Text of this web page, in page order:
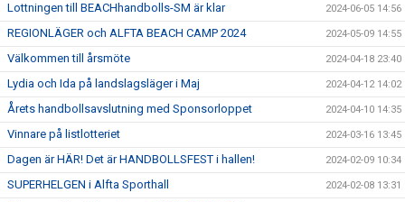
Lottningen till BEACHhandbolls-SM är klar 2024-06-05 14:56
REGIONLÄGER och ALFTA BEACH CAMP 2024 2024-05-09 14:55
Välkommen till årsmöte 2024-04-18 23:40
Lydia och Ida på landslagsläger i Maj 2024-04-12 14:02
Årets handbollsavslutning med Sponsorloppet 2024-04-10 14:35
Vinnare på listlotteriet 2024-03-16 13:45
Dagen är HÄR! Det är HANDBOLLSFEST i hallen! 2024-02-09 10:34
SUPERHELGEN i Alfta Sporthall 2024-02-08 13:31